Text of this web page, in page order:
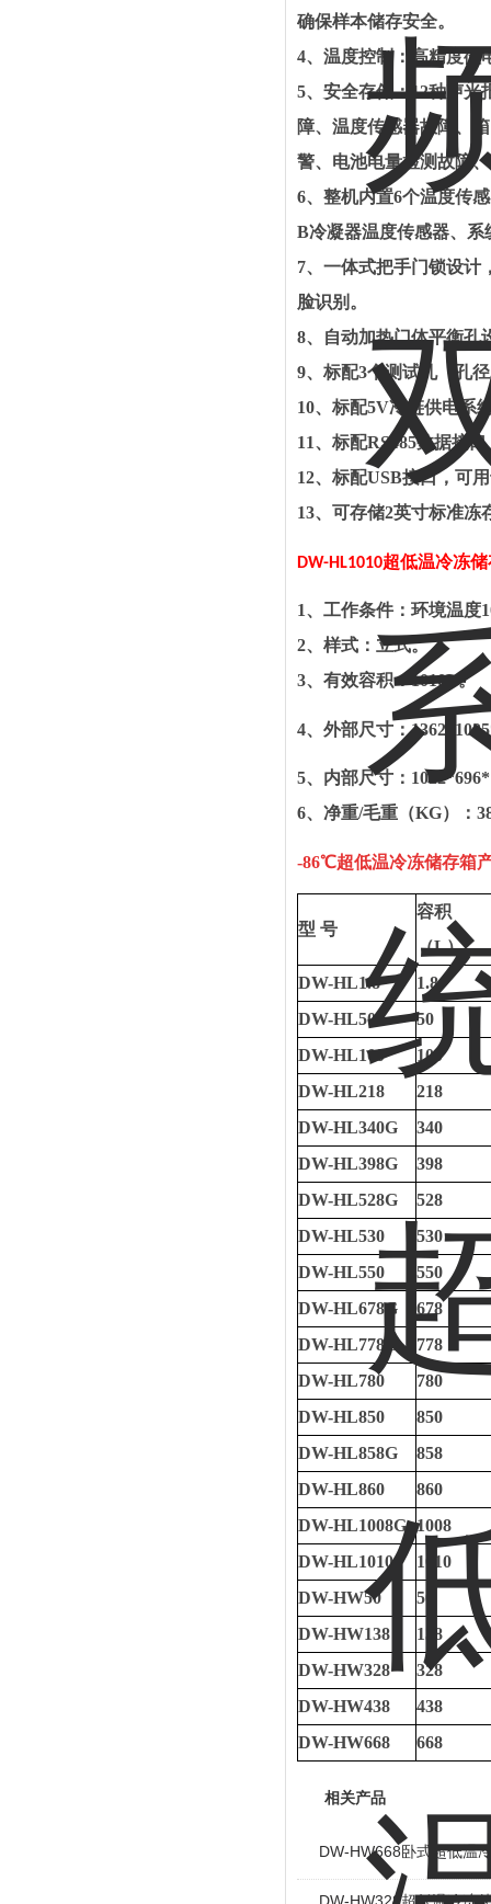
确保样本储存安全。
4、温度控制：高精度微
5、安全存储： 12种声光
障、温度传感器故障、
警、电池电量检测故障
6、整机内置6个温度传
B冷凝器温度传感器、系
7、一体式把手门锁设计
脸识别。
8、自动加热门体平衡孔
9、标配3个测试孔（孔径
10、标配5V冷链供电系
11、标配RS485数据接口
12、标配USB接口，可
13、可存储2英寸标准冻
DW-HL1010超低温冷冻
1、工作条件：环境温度
2、样式：立式。
3、有效容积： 1010L。
4、外部尺寸：
5、内部尺寸：
6、净重/毛重（KG）：
-86℃超低温冷冻储存箱
型 号
容积
（L）
DW-HL1.8
1.8
DW-HL50
50
DW-HL100
100
DW-HL218
218
DW-HL340G
340
DW-HL398G
398
DW-HL528G
528
DW-HL530
530
DW-HL550
550
DW-HL678G
678
DW-HL778G
778
DW-HL780
780
DW-HL850
850
DW-HL858G
858
DW-HL860
860
DW-HL1008G 1008
DW-HL1010
1010
DW-HW50
50
DW-HW138
138
DW-HW328
328
DW-HW438
438
DW-HW668
668
相关产品
DW-HW668卧式超低温